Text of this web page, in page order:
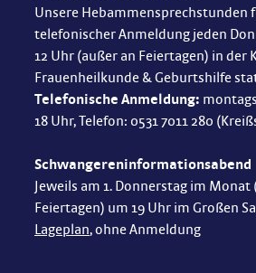
Unsere Hebammensprechstunden
telefonischer Anmeldung jeden
12 Uhr (außer an Feiertagen) in der
Frauenheilkunde & Geburtshilfe
Telefonische Anmeldung:
18 Uhr, Telefon: 0531 7011 280
Schwangereninformationsabend
Jeweils am 1. Donnerstag im Monat
Feiertagen) um 19 Uhr im Großen
Lageplan, ohne Anmeldung